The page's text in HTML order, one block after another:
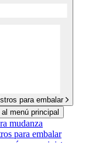
para embalar
menú principal
mudanza
para embalar